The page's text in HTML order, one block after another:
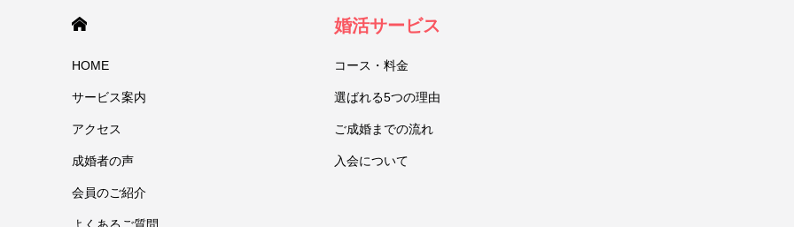
HOME
サービス案内
アクセス
成婚者の声
会員のご紹介
婚活サービス
コース・料金
選ばれる5つの理由
ご成婚までの流れ
入会について